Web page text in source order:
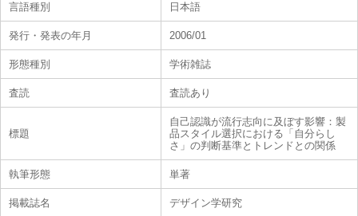
言語種別 日本語
発行・発表の年月 2006/01
形態種別 学術雑誌
査読 査読あり
標題
自己認識が流行志向に及ぼす影響：製
品スタイル選択における「自分らし
さ」の判断基準とトレンドとの関係
執筆形態 単著
掲載誌名 デザイン学研究